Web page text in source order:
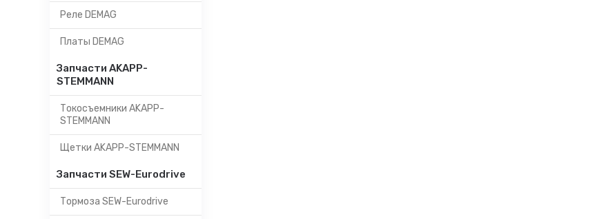
Реле DEMAG
Платы DEMAG
Запчасти AKAPP-
STEMMANN
Токосъемники AKAPP-
STEMMANN
Щетки AKAPP-STEMMANN
Запчасти SEW-Eurodrive
Тормоза SEW-Eurodrive